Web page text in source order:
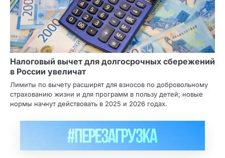
Налоговый вычет для долгосрочных сбережений
в России увеличат
Лимиты по вычету расширят для взносов по добровольному
страхованию жизни и для программ в пользу детей; новые
нормы начнут действовать в 2025 и 2026 годах.